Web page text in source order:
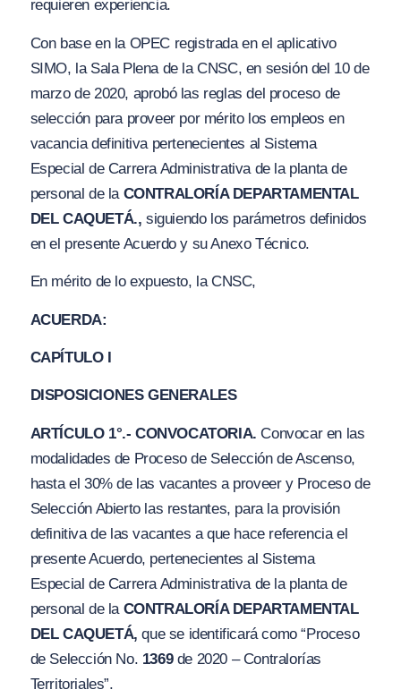
requieren experiencia.
Con base en la OPEC registrada en el aplicativo
SIMO, la Sala Plena de la CNSC, en sesión del 10 de
marzo de 2020, aprobó las reglas del proceso de
selección para proveer por mérito los empleos en
vacancia definitiva pertenecientes al Sistema
Especial de Carrera Administrativa de la planta de
personal de la CONTRALORÍA DEPARTAMENTAL
DEL CAQUETÁ., siguiendo los parámetros definidos
en el presente Acuerdo y su Anexo Técnico.
En mérito de lo expuesto, la CNSC,
ACUERDA:
CAPÍTULO I
DISPOSICIONES GENERALES
ARTÍCULO 1°.- CONVOCATORIA.Convocar en las
modalidades de Proceso de Selección de Ascenso,
hasta el 30% de las vacantes a proveer y Proceso de
Selección Abierto las restantes, para la provisión
definitiva de las vacantes a que hace referencia el
presente Acuerdo, pertenecientes al Sistema
Especial de Carrera Administrativa de la planta de
personal de la CONTRALORÍA DEPARTAMENTAL
DEL CAQUETÁ,que se identificará como“Proceso
de Selección No. 1369 de 2020 – Contralorías
Territoriales”.